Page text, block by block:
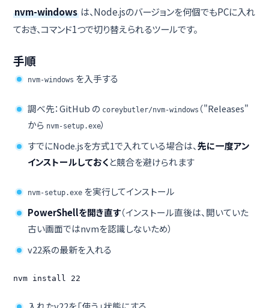
nvm-windows は、Node.jsのバージョンを何個でもPCに入れ
ておき、コマンド1つで切り替えられるツールです。
手順
nvm-windows を入手する
調べ先：GitHub の coreybutler/nvm-windows （"Releases"
から nvm-setup.exe）
すでにNode.jsを方式1で入れている場合は、先に一度アン
インストールしておくと競合を避けられます
nvm-setup.exe を実行してインストール
PowerShellを開き直す（インストール直後は、開いていた
古い画面ではnvmを認識しないため）
v22系の最新を入れる
nvm install 22